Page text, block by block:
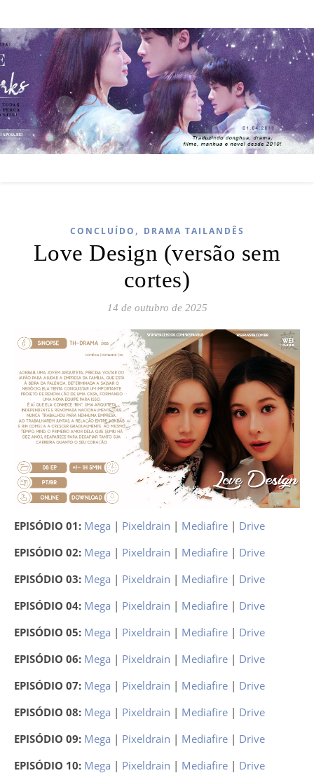
CONCLUÍDO , DRAMA TAILANDÊS
Love Design (versão sem
cortes)
14 de outubro de 2025
EPISÓDIO 01: Mega | Pixeldrain | Mediafire | Drive
EPISÓDIO 02: Mega | Pixeldrain | Mediafire | Drive
EPISÓDIO 03: Mega | Pixeldrain | Mediafire | Drive
EPISÓDIO 04: Mega | Pixeldrain | Mediafire | Drive
EPISÓDIO 05: Mega | Pixeldrain | Mediafire | Drive
EPISÓDIO 06: Mega | Pixeldrain | Mediafire | Drive
EPISÓDIO 07: Mega | Pixeldrain | Mediafire | Drive
EPISÓDIO 08: Mega | Pixeldrain | Mediafire | Drive
EPISÓDIO 09: Mega | Pixeldrain | Mediafire | Drive
EPISÓDIO 10: Mega | Pixeldrain | Mediafire | Drive